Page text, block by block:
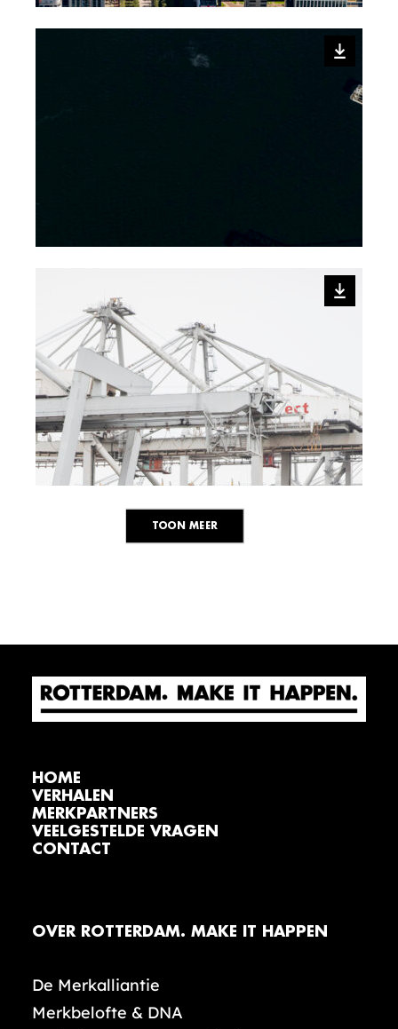
TOON MEER
HOME
VERHALEN
MERKPARTNERS
VEELGESTELDE VRAGEN
CONTACT
OVER ROTTERDAM. MAKE IT HAPPEN
De Merkalliantie
Merkbelofte & DNA